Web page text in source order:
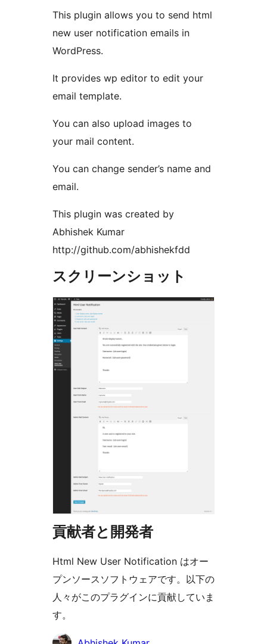
This plugin allows you to send html
new user notification emails in
WordPress.
It provides wp editor to edit your
email template.
You can also upload images to
your mail content.
You can change sender’s name and
email.
This plugin was created by
Abhishek Kumar
http://github.com/abhishekfdd
スクリーンショット
貢献者と開発者
Html New User Notification はオー
プンソースソフトウェアです。以下の
人々がこのプラグインに貢献していま
す。